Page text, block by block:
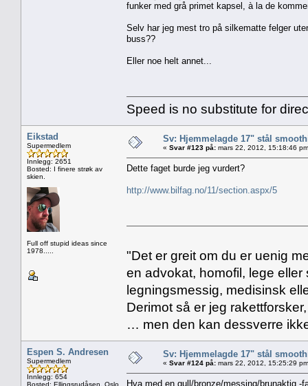
funker med grå primet kapsel, à la de
Selv har jeg mest tro på silkematte felger
buss??
Eller noe helt annet...
Speed is no substitute for
Eikstad
Supermedlem
Innlegg: 2651
Bosted: I finere strøk av
skien.
Full off stupid ideas since
1978.....
Sv: Hjemmelagde 17" stål
« Svar #123 på: mars 22, 2012, 15:18:46
Dette faget burde jeg vurdert?
http://www.bilfag.no/11/section.aspx/5
"Det er greit om du er uenig
en advokat, homofil, lege
legningsmessig, medisinsk
Derimot så er jeg
… men den kan dessverre
Espen S. Andresen
Supermedlem
Innlegg: 654
Bosted: Ellingsrudåsen, Oslo
Sv: Hjemmelagde 17" stål
« Svar #124 på: mars 22, 2012, 15:25:29
Hva med en gull/bronze/messing/brunaktig